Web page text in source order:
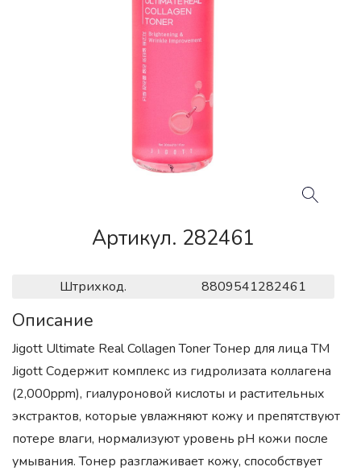
Артикул. 282461
Штрихкод. 8809541282461
Описание
Jigott Ultimate Real Collagen Toner Тонер для лица ТМ
Jigott Содержит комплекс из гидролизата коллагена
(2,000ppm), гиалуроновой кислоты и растительных
экстрактов, которые увлажняют кожу и препятствуют
потере влаги, нормализуют уровень pH кожи после
умывания. Тонер разглаживает кожу, способствует